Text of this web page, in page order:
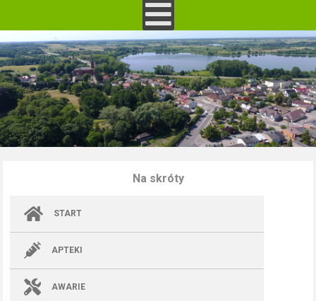
Na skróty
START
APTEKI
AWARIE